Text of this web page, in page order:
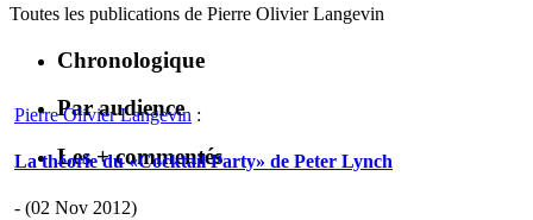
Toutes les publications de Pierre Olivier Langevin
Chronologique
Par audience
Les + commentés
Pierre Olivier Langevin :
La théorie du «Cocktail Party» de Peter Lynch
- (02 Nov 2012)